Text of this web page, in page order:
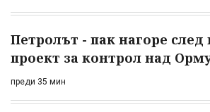
Петролът - пак нагоре след
проект за контрол над
преди 35 мин